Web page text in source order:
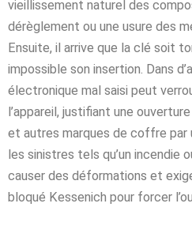
vieillissement naturel des
dérèglement ou une usure des
Ensuite, il arrive que la clé soit
impossible son insertion. Dans
électronique mal saisi peut
l’appareil, justifiant une
et autres marques de coffre par
les sinistres tels qu’un incendie
causer des déformations et
bloqué Kessenich pour forcer